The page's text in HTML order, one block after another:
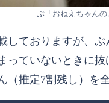
ぷ「おねえちゃんの
しておりますが、ぷ
っていないときに
（推定7割残し）を